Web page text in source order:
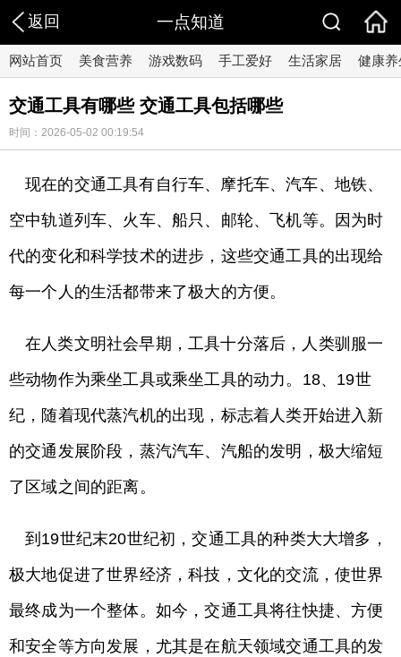
返回 一点知道
网站首页 美食营养 游戏数码 手工爱好 生活家居 健康养
交通工具有哪些 交通工具包括哪些
时间：2026-05-02 00:19:54
现在的交通工具有自行车、摩托车、汽车、地铁、
空中轨道列车、火车、船只、邮轮、飞机等。因为时
代的变化和科学技术的进步，这些交通工具的出现给
每一个人的生活都带来了极大的方便。
在人类文明社会早期，工具十分落后，人类驯服一
些动物作为乘坐工具或乘坐工具的动力。18、19世
纪，随着现代蒸汽机的出现，标志着人类开始进入新
的交通发展阶段，蒸汽汽车、汽船的发明，极大缩短
了区域之间的距离。
到19世纪末20世纪初，交通工具的种类大大增多，
极大地促进了世界经济，科技，文化的交流，使世界
最终成为一个整体。如今，交通工具将往快捷、方便
和安全等方向发展，尤其是在航天领域交通工具的发